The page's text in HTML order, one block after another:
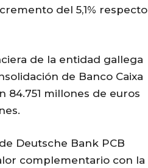
del 5,1% respecto
de la entidad gallega
de Banco Caixa
84.751 millones de euros
Deutsche Bank PCB
complementario con la